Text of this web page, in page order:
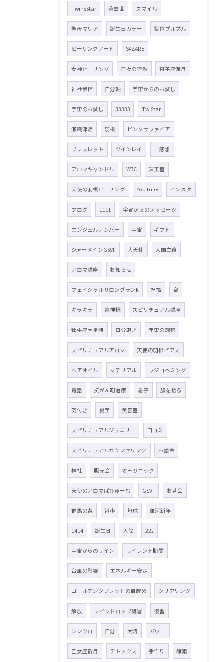
TwinsStar 過去世 スマイル
聖母マリア 誕生日カラー 紫色プルプル
ヒーリングアート SAZARE
女神ヒーリング 日々の徒然 獅子座満月
神社参拝 自分軸 宇宙からのお試し
宇宙のお試し 33333 TwiStar
瀬織津姫 羽根 ピンクサファイア
ブレスレット ツインレイ ご感想
アロマキャンドル WBC 冥王星
天使の羽根ヒーリング YouTube インスタ
ブログ 1111 宇宙からのメッセージ
エンジェルナンバー 宇宙 ギフト
ジャーメインGSVF 大天使 大国主命
アロマ講座 お知らせ
フェイシャルサロングランk 祝福 空
キラキラ 龍神様 スピリチュアル講座
牡牛座木星期 自分磨き 宇宙の叡智
スピリチュアルアロマ 天使の羽根ピアス
ヘアオイル マテリアル フジコヘミング
電話 抗がん剤治療 息子 腹を括る
気付き 夏至 美容室
スピリチュアルジュエリー 口コミ
スピリチュアルカウンセリング お話会
神社 販売会 オーガニック
天使のアロマぱひゅーむ GSVF お茶会
群馬の森 散歩 地球 銀河新年
1414 誕生日 入院 222
宇宙からのサイン サイレント期間
台風の影響 エネルギー安定
ゴールデンタブレットの目醒め クリアリング
解放 レインドロップ講習 復習
シンクロ 自分 大切 パワー
乙女座新月 デトックス 手作り 酵素